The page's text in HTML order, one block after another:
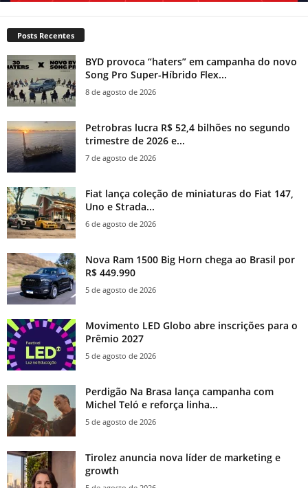
Posts Recentes
BYD provoca “haters” em campanha do novo
Song Pro Super-Híbrido Flex...
8 de agosto de 2026
Petrobras lucra R$ 52,4 bilhões no segundo
trimestre de 2026 e...
7 de agosto de 2026
Fiat lança coleção de miniaturas do Fiat 147,
Uno e Strada...
6 de agosto de 2026
Nova Ram 1500 Big Horn chega ao Brasil por
R$ 449.990
5 de agosto de 2026
Movimento LED Globo abre inscrições para o
Prêmio 2027
5 de agosto de 2026
Perdigão Na Brasa lança campanha com
Michel Teló e reforça linha...
5 de agosto de 2026
Tirolez anuncia nova líder de marketing e
growth